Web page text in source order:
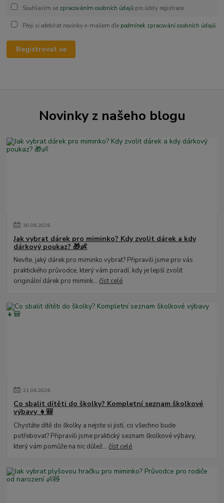
Souhlasím se zpracováním osobních údajůpro účely registrace.
Přeji si odebírat novinky e-mailem dle podmínek zpracování osobních údajů.
Registrovat se
Novinky z našeho blogu
30.06.2026
Jak vybrat dárek pro miminko? Kdy zvolit dárek a kdy
dárkový poukaz? 🎁👶
Nevíte, jaký dárek pro miminko vybrat? Připravili jsme pro vás
praktického průvodce, který vám poradí, kdy je lepší zvolit
originální dárek pro mimink...číst celé
21.06.2026
Co sbalit dítěti do školky? Kompletní seznam školkové
výbavy 👧🎒
Chystáte dítě do školky a nejste si jistí, co všechno bude
potřebovat? Připravili jsme praktický seznam školkové výbavy,
který vám pomůže na nic důlež...číst celé